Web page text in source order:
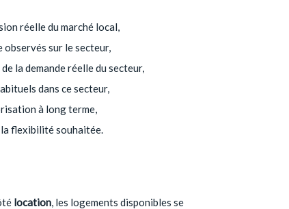
réelle du marché local,
sur le secteur,
la demande réelle du secteur,
dans ce secteur,
à long terme,
flexibilité souhaitée.
location, les logements disponibles se